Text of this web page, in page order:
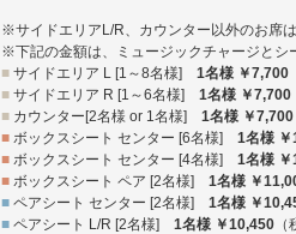
※サイドエリアL/R、カウンター以外のお席
※下記の金額は、ミュージックチャージとシ
■ サイドエリア L [1～8名様] 1名様 ￥7,700
■ サイドエリア R [1～6名様] 1名様 ￥7,700
■ カウンター[2名様 or 1名様] 1名様 ￥7,700
■ ボックスシート センター [6名様] 1名様
■ ボックスシート センター [4名様] 1名様
■ ボックスシート ペア [2名様] 1名様 ￥
■ ペアシート センター [2名様] 1名様 ￥
■ ペアシート L/R [2名様] 1名様 ￥10,450